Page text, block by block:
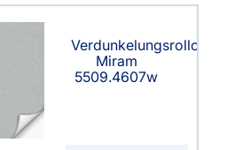
Verdunkelungsrollo
Miram
5509.4607w